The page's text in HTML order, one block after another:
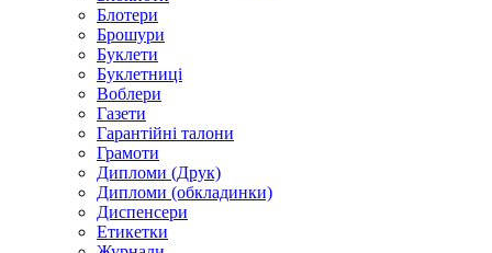
Блотери
Брошури
Буклети
Буклетниці
Воблери
Газети
Гарантійні талони
Грамоти
Дипломи (Друк)
Дипломи (обкладинки)
Диспенсери
Етикетки